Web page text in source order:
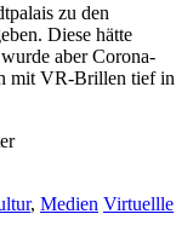
zu den
Diese hätte
aber Corona-
mit VR-Brillen tief in
, Medien Virtuellle